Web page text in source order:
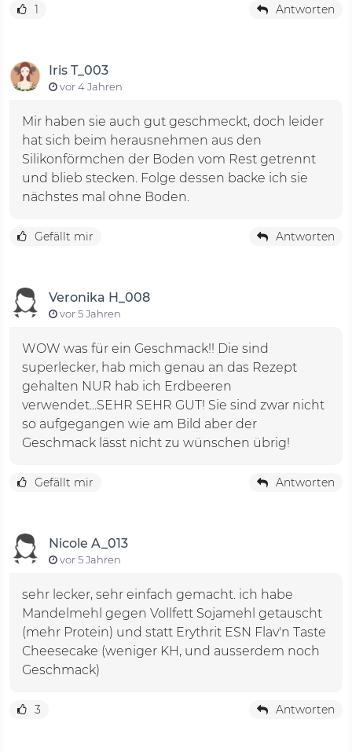
1 Antworten
Iris T_003
vor 4 Jahren
Mir haben sie auch gut geschmeckt, doch leider
hat sich beim herausnehmen aus den
Silikonförmchen der Boden vom Rest getrennt
und blieb stecken. Folge dessen backe ich sie
nächstes mal ohne Boden.
Gefällt mir Antworten
Veronika H_008
vor 5 Jahren
WOW was für ein Geschmack!! Die sind
superlecker, hab mich genau an das Rezept
gehalten NUR hab ich Erdbeeren
verwendet...SEHR SEHR GUT! Sie sind zwar nicht
so aufgegangen wie am Bild aber der
Geschmack lässt nicht zu wünschen übrig!
Gefällt mir Antworten
Nicole A_013
vor 5 Jahren
sehr lecker, sehr einfach gemacht. ich habe
Mandelmehl gegen Vollfett Sojamehl getauscht
(mehr Protein) und statt Erythrit ESN Flav'n Taste
Cheesecake (weniger KH, und ausserdem noch
Geschmack)
3 Antworten